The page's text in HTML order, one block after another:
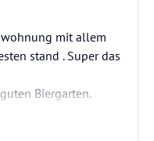
mit allem
stand . Super das
Biergarten.
von